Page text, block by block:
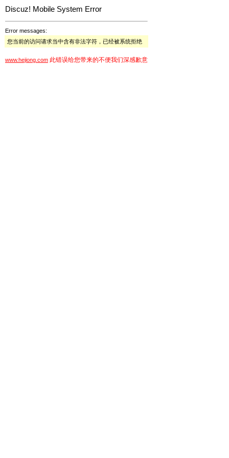
Discuz! Mobile System Error
Error messages:
您当前的访问请求当中含有非法字符，已经被系统拒绝
www.hejiong.com 此错误给您带来的不便我们深感歉意